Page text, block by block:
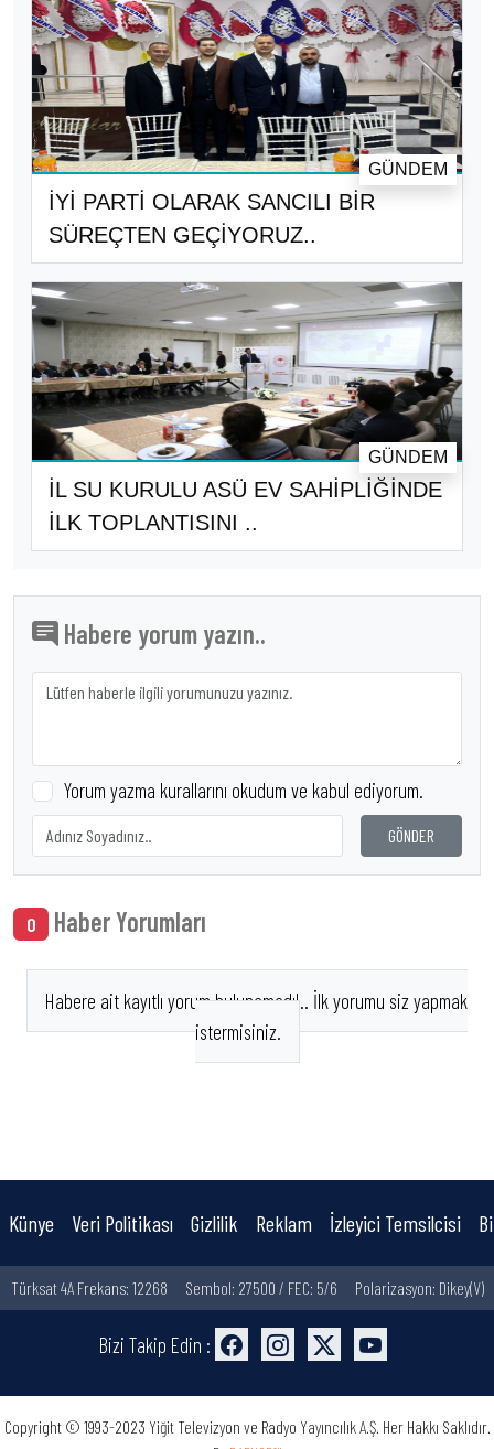
İYİ PARTİ OLARAK SANCILI BİR
SÜREÇTEN GEÇİYORUZ..
GÜNDEM
İL SU KURULU ASÜ EV SAHİPLİĞİNDE
İLK TOPLANTISINI ..
GÜNDEM
Habere yorum yazın..
Yorum yazma kurallarını okudum ve kabul ediyorum.
GÖNDER
0 Haber Yorumları
Habere ait kayıtlı yorum bulunamadı!.. İlk yorumu siz yapmak
istermisiniz.
Künye Veri Politikası Gizlilik Reklam İzleyici Temsilcisi
Türksat 4A Frekans: 12268 Sembol: 27500 / FEC: 5/6 Polarizasyon: Dikey(V)
Bizi Takip Edin :
Copyright © 1993-2023 Yiğit Televizyon ve Radyo Yayıncılık A.Ş. Her Hakkı Saklıdır.